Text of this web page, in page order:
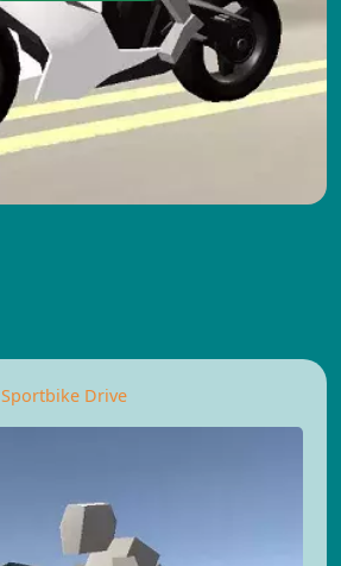
Sportbike Drive